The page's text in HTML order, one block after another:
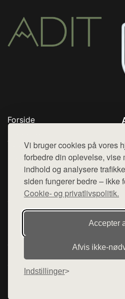
Vi bruger cookies på vores
forbedre din oplevelse, vise
indhold og analysere
siden fungerer bedre – ikke
Cookie- og privatlivspolitik.
Accepter
Afvis
Indstillinger
Forside
Top Rabatter
Blog
Kontakt
Denne side er en del af want.dk,
hjemmesider med præsentation af
diverse webshops. Der sælges ikke
henviser til de shops, som sælger
varerne på lager.